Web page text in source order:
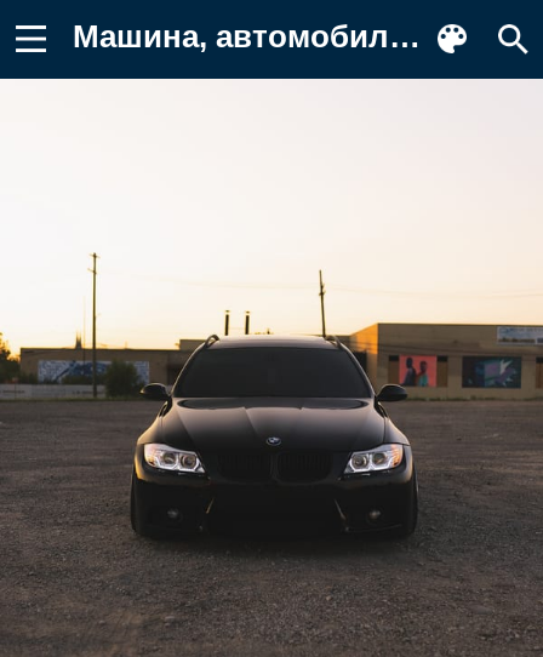
Машина, автомобиль, машины, рульДорога Фото